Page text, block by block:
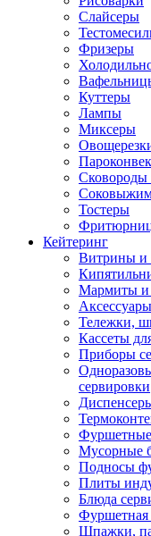
Слайсеры
Фризеры
Куттеры
Лампы
Миксеры
Сковороды
Тостеры
Кейтеринг
Витрины и
Мармиты
Тележки,
Кассеты
Приборы
сервировки
Мусорные
Подносы
Плиты
Блюда
Фуршетная
Шпажки,